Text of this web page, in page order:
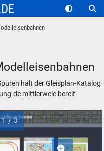
hält der Gleisplan-Katalog
mittlerweie bereit.
1 / 3